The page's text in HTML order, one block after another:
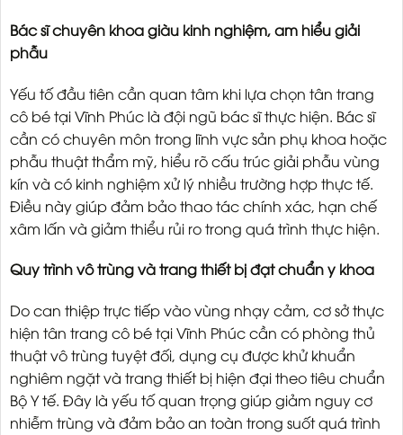
Bác sĩ chuyên khoa giàu kinh nghiệm, am hiểu giải
phẫu
Yếu tố đầu tiên cần quan tâm khi lựa chọn tân trang
cô bé tại Vĩnh Phúc là đội ngũ bác sĩ thực hiện. Bác sĩ
cần có chuyên môn trong lĩnh vực sản phụ khoa hoặc
phẫu thuật thẩm mỹ, hiểu rõ cấu trúc giải phẫu vùng
kín và có kinh nghiệm xử lý nhiều trường hợp thực tế.
Điều này giúp đảm bảo thao tác chính xác, hạn chế
xâm lấn và giảm thiểu rủi ro trong quá trình thực hiện.
Quy trình vô trùng và trang thiết bị đạt chuẩn y khoa
Do can thiệp trực tiếp vào vùng nhạy cảm, cơ sở thực
hiện tân trang cô bé tại Vĩnh Phúc cần có phòng thủ
thuật vô trùng tuyệt đối, dụng cụ được khử khuẩn
nghiêm ngặt và trang thiết bị hiện đại theo tiêu chuẩn
Bộ Y tế. Đây là yếu tố quan trọng giúp giảm nguy cơ
nhiễm trùng và đảm bảo an toàn trong suốt quá trình